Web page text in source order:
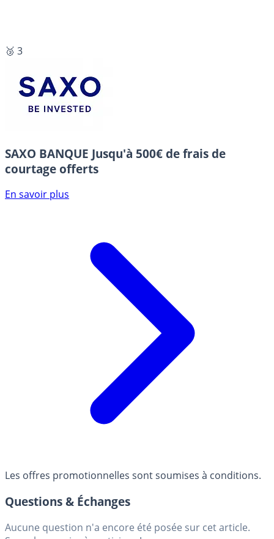
🥉 3
SAXO BANQUE Jusqu'à 500€ de frais de
courtage offerts
En savoir plus
Les offres promotionnelles sont soumises à conditions.
Questions & Échanges
Aucune question n'a encore été posée sur cet article.